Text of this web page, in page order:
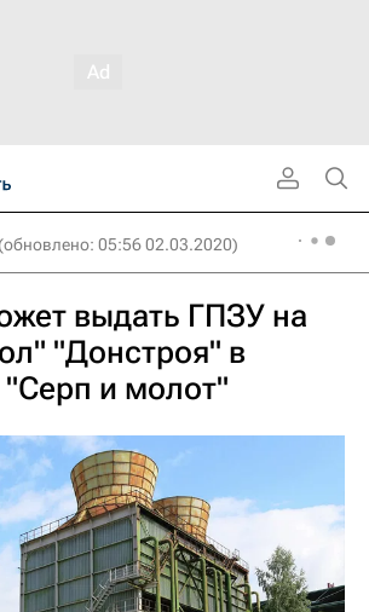
(обновлено: 05:56 02.03.2020)
выдать ГПЗУ на
"Донстроя" в
и молот"